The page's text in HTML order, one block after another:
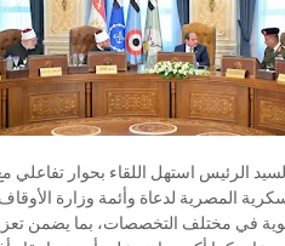
الرئيس استهل اللقاء بحوار تفاعلي
المصرية لدعاة وأئمة وزارة
في مختلف التخصصات، بما يضمن